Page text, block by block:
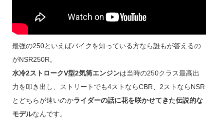
最強の250といえばバイクを知っている方なら誰もが答えるの
がNSR250R。
水冷2ストロークV型2気筒エンジンは当時の250クラス最高出
力を叩き出し、ストリートでも4ストならCBR、2ストならNSR
とどちらが速いのかライダーの話に花を咲かせてきた伝説的な
モデルなんです。